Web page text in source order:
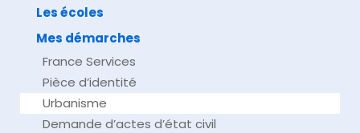
Les écoles
Mes démarches
France Services
Pièce d’identité
Urbanisme
Demande d’actes d’état civil